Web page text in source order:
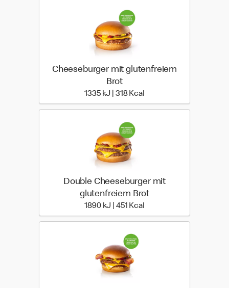
Cheeseburger mit glutenfreiem
Brot
1335 kJ | 318 Kcal
Double Cheeseburger mit
glutenfreiem Brot
1890 kJ | 451 Kcal